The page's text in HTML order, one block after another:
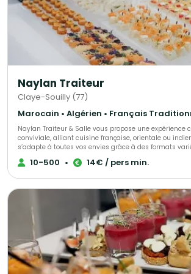
résumé : Vous apportez la gourmandise, le spectacle
convivialité pour tout vos évènements.
Naylan Traiteur
Claye-Souilly (77)
Marocain • Algérien • Français
Naylan Traiteur & Salle vous propose une expérience
conviviale, alliant cuisine française, orientale ou
s’adapte à toutes vos envies grâce à des formats
cocktail dînatoire élégant ou service personnalisé. Notre espace
modulable et notre équipe attentive accompagnent
des saveurs à la mise en scène, pour créer un
10-500 • 14€ / pers min.